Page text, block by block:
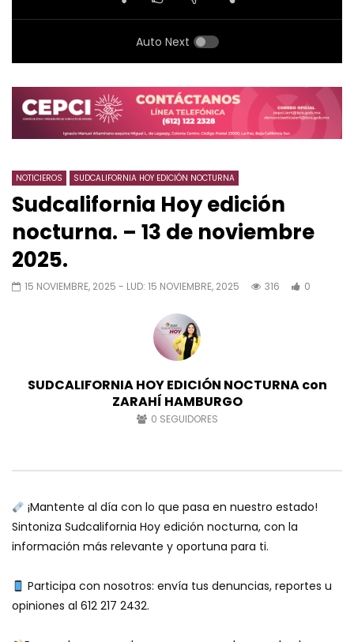
Auto Next
NOTICIEROS SUDCALIFORNIA HOY EDICIÓN NOCTURNA
Sudcalifornia Hoy edición
nocturna. – 13 de noviembre
2025.
15 NOVIEMBRE, 2025 - LUD: 15 NOVIEMBRE, 2025 316 0
SUDCALIFORNIA HOY EDICIÓN NOCTURNA con
ZARAHÍ HAMBURGO
0 SEGUIDORES
¡Mantente al día con lo que pasa en nuestro estado!
Sintoniza Sudcalifornia Hoy edición nocturna, con la
información más relevante y oportuna para ti.
Participa con nosotros: envía tus denuncias, reportes u
opiniones al 612 217 2432.